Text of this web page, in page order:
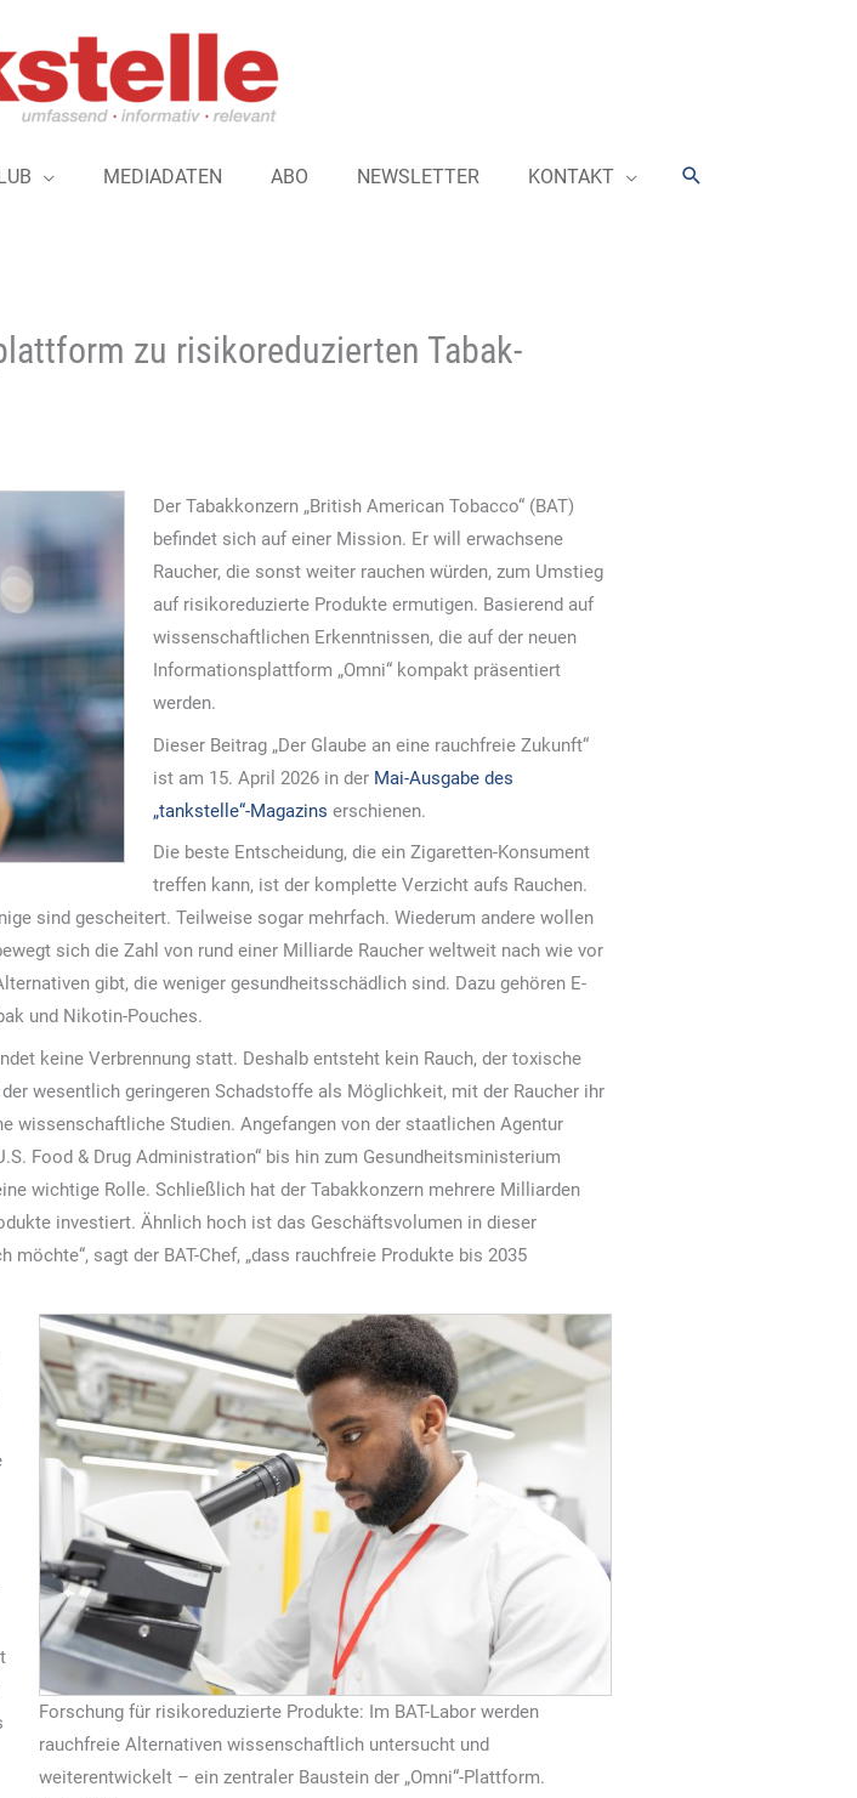
MEDIADATEN ABO NEWSLETTER KONTAKT Suchen
zu risikoreduzierten Tabak-
Der Tabakkonzern „British American Tobacco“ (BAT)
befindet sich auf einer Mission. Er will erwachsene
Raucher, die sonst weiter rauchen würden, zum Umstieg
auf risikoreduzierte Produkte ermutigen. Basierend auf
wissenschaftlichen Erkenntnissen, die auf der neuen
Informationsplattform „Omni“ kompakt präsentiert
werden.
Dieser Beitrag „Der Glaube an eine rauchfreie Zukunft“
ist am 15. April 2026 in der Mai-Ausgabe des
„tankstelle“-Magazins erschienen.
Die beste Entscheidung, die ein Zigaretten-Konsument
treffen kann, ist der komplette Verzicht aufs Rauchen.
sind gescheitert. Teilweise sogar mehrfach. Wiederum andere wollen
sich die Zahl von rund einer Milliarde Raucher weltweit nach wie vor
gibt, die weniger gesundheitsschädlich sind. Dazu gehören E-
und Nikotin-Pouches.
keine Verbrennung statt. Deshalb entsteht kein Rauch, der toxische
wesentlich geringeren Schadstoffe als Möglichkeit, mit der Raucher ihr
wissenschaftliche Studien. Angefangen von der staatlichen Agentur
Food & Drug Administration“ bis hin zum Gesundheitsministerium
wichtige Rolle. Schließlich hat der Tabakkonzern mehrere Milliarden
investiert. Ähnlich hoch ist das Geschäftsvolumen in dieser
sagt der BAT-Chef, „dass rauchfreie Produkte bis 2035
Forschung für risikoreduzierte Produkte: Im BAT-Labor werden
rauchfreie Alternativen wissenschaftlich untersucht und
weiterentwickelt – ein zentraler Baustein der „Omni“-Plattform.